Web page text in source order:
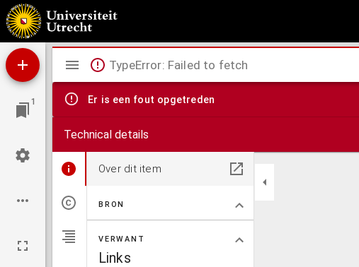
Over de beteekenis der baarmoeder voor de eierstokken ...
1
Mirador
viewer
TypeError: Failed to fetch
Er is een fout opgetreden
Technical details
Over dit item
BRON
VERWANT
Links